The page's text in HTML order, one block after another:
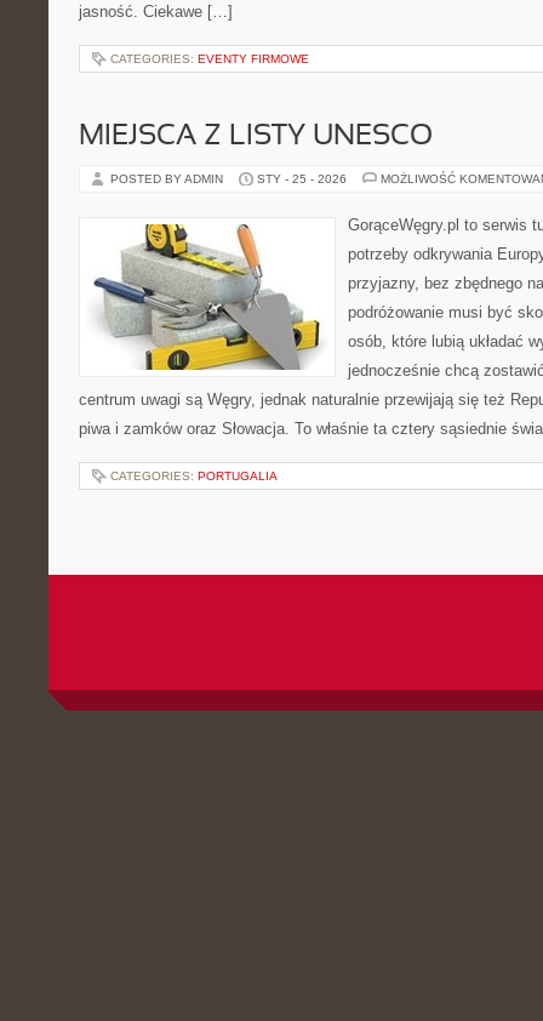
jasność. Ciekawe […]
CATEGORIES: EVENTY FIRMOWE
MIEJSCA Z LISTY UNESCO
POSTED BY ADMIN STY - 25 - 2026 MOŻLIWOŚĆ
GorąceWęgry.pl to serwis
potrzeby odkrywania
przyjazny, bez zbędnego
podróżowanie musi być
osób, które lubią układać
jednocześnie chcą
centrum uwagi są Węgry, jednak naturalnie przewijają się też
piwa i zamków oraz Słowacja. To właśnie ta cztery sąsiednie
CATEGORIES: PORTUGALIA